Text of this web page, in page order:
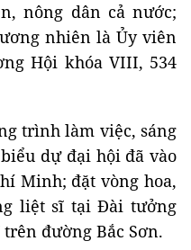
nông dân cả nước;
nhiên là Ủy viên
Hội khóa VIII, 534
trình làm việc, sáng
dự đại hội đã vào
Minh; đặt vòng hoa,
liệt sĩ tại Đài tưởng
đường Bắc Sơn.